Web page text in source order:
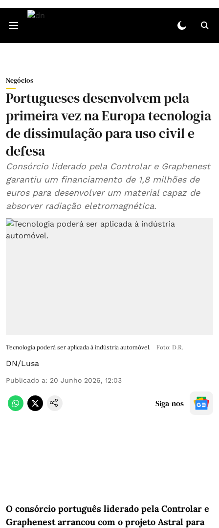
Negócios
Portugueses desenvolvem pela
primeira vez na Europa tecnologia
de dissimulação para uso civil e
defesa
Consórcio liderado pela Controlar e Graphenest
garantiu um financiamento de 1,8 milhões de
euros para desenvolver um material capaz de
absorver radiação eletromagnética.
Tecnologia poderá ser aplicada à indústria automóvel. Foto: D.R.
DN/Lusa
Publicado a: 20 Junho 2026, 12:03
Siga-nos
O consórcio português liderado pela Controlar e
Graphenest arrancou com o projeto Astral para